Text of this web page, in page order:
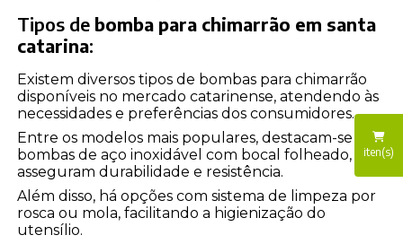
iten(s)
Tipos de bomba para chimarrão em santa
catarina:
Existem diversos tipos de bombas para chimarrão
disponíveis no mercado catarinense, atendendo às
necessidades e preferências dos consumidores.
Entre os modelos mais populares, destacam-se as
bombas de aço inoxidável com bocal folheado, que
asseguram durabilidade e resistência.
Além disso, há opções com sistema de limpeza por
rosca ou mola, facilitando a higienização do
utensílio.